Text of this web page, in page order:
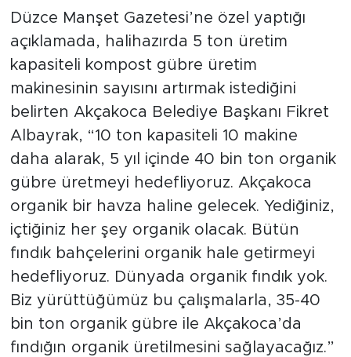
Düzce Manşet Gazetesi’ne özel yaptığı
açıklamada, halihazırda 5 ton üretim
kapasiteli kompost gübre üretim
makinesinin sayısını artırmak istediğini
belirten Akçakoca Belediye Başkanı Fikret
Albayrak, “10 ton kapasiteli 10 makine
daha alarak, 5 yıl içinde 40 bin ton organik
gübre üretmeyi hedefliyoruz. Akçakoca
organik bir havza haline gelecek. Yediğiniz,
içtiğiniz her şey organik olacak. Bütün
fındık bahçelerini organik hale getirmeyi
hedefliyoruz. Dünyada organik fındık yok.
Biz yürüttüğümüz bu çalışmalarla, 35-40
bin ton organik gübre ile Akçakoca’da
fındığın organik üretilmesini sağlayacağız.”